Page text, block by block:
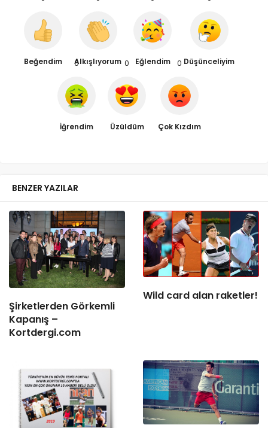
Beğendim Alkışlıyorum Eğlendim Düşünceliyim
0
İğrendim
0
Üzüldüm
0
Çok Kızdım
BENZER YAZILAR
Şirketlerden Görkemli
Kapanış –
Kortdergi.com
Wild card alan raketler!